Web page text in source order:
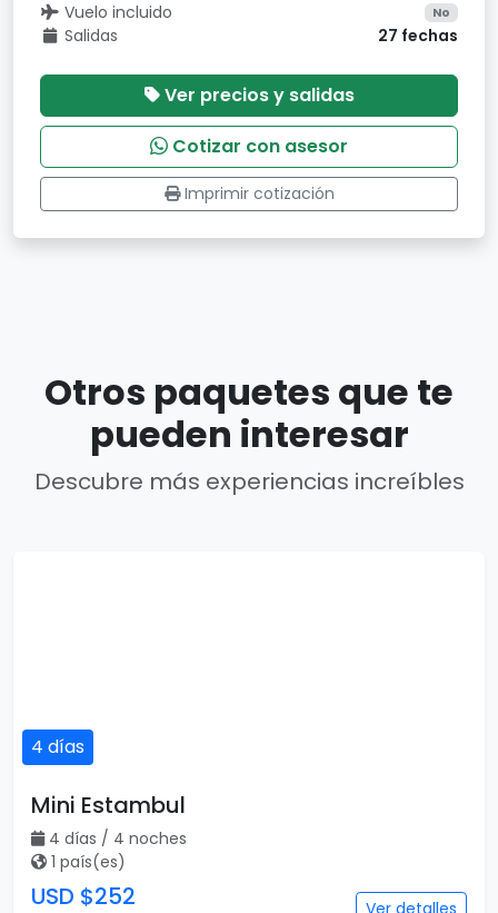
Vuelo incluido No
Salidas 27 fechas
Ver precios y salidas
Cotizar con asesor
Imprimir cotización
Otros paquetes que te
pueden interesar
Descubre más experiencias increíbles
4 días
Mini Estambul
4 días / 4 noches
1 país(es)
USD $252 Ver detalles